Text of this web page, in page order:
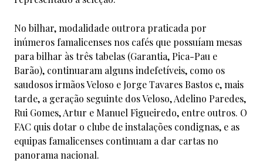
No bilhar, modalidade outrora praticada por
inúmeros famalicenses nos cafés que possuíam mesas
para bilhar às três tabelas (Garantia, Pica-Pau e
Barão), continuaram alguns indefetíveis, como os
saudosos irmãos Veloso e Jorge Tavares Bastos e, mais
tarde, a geração seguinte dos Veloso, Adelino Paredes,
Rui Gomes, Artur e Manuel Figueiredo, entre outros. O
FAC quis dotar o clube de instalações condignas, e as
equipas famalicenses continuam a dar cartas no
panorama nacional.